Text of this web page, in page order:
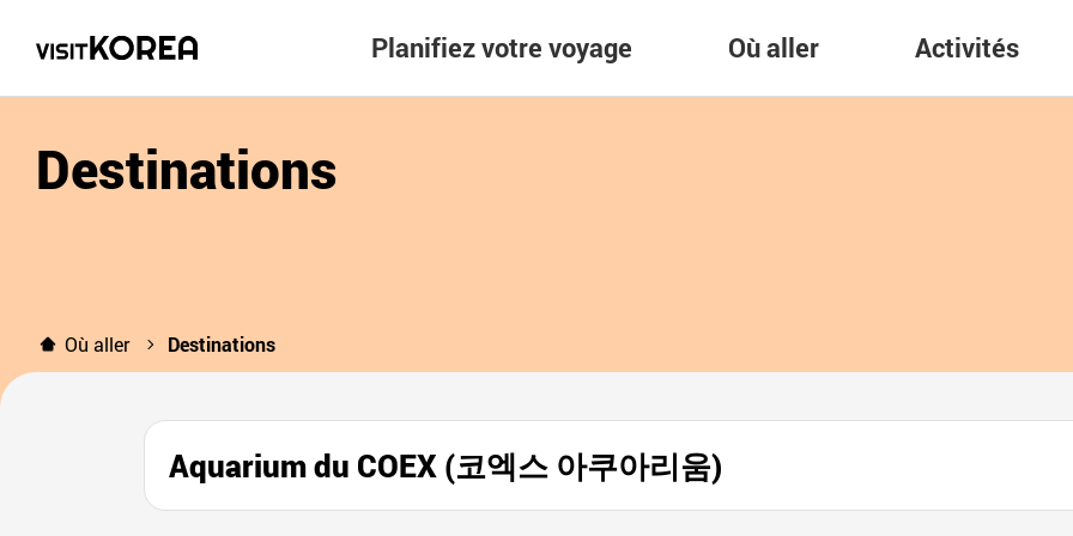
Planifiez votre voyage Où aller Activités
Destinations
Où aller Destinations
Aquarium du COEX (코엑스 아쿠아리움)